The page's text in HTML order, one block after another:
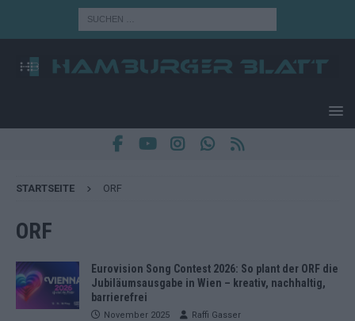
STARTSEITE ORF
ORF
Eurovision Song Contest 2026: So plant der ORF die
Jubiläumsausgabe in Wien – kreativ, nachhaltig,
barrierefrei
November 2025 Raffi Gasser